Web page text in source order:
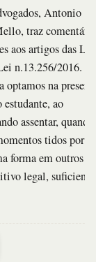
Antonio
traz
aos artigos das Lei
n.13.256/2016.
optamos na
ao
assentar, quando
tidos por
forma em outros
legal, suficiente